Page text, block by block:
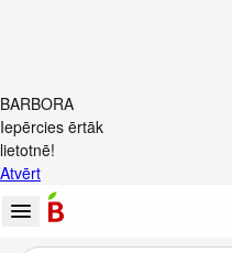
BARBORA
Iepērcies ērtāk
lietotnē!
Atvērt